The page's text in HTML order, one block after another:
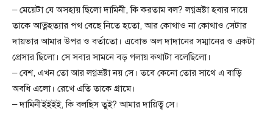
– মেয়েটা যে অসহায় ছিলো দামিনী, কি করতাম বল? লগ্নভ্রষ্টা হবার দায়ে
তাকে আত্নহত্যার পথ বেছে নিতে হতো, আর কোথাও না কোথাও সেটার
দায়ভার আমার উপর ও বর্তাতো। এবোভ অল দাদানের সম্মানের ও একটা
প্রেসার ছিলো। সে সবার সামনে বড় গলায় কথাটা বলেছিলো।
– বেশ, এখন তো আর লগ্নভ্রষ্টা নয় সে। তবে কেনো তোর সাথে এ বাড়ি
অবধি এলো। রেখে এতি তাকে গ্রামে।
– দামিনীইইইই, কি বলছিস তুই? আমার দায়িত্ব সে।